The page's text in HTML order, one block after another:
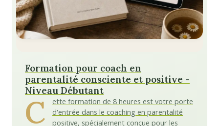
Formation pour coach en
parentalité consciente et positive -
Niveau Débutant
C
ette formation de 8 heures est votre porte
d'entrée dans le coaching en parentalité
positive, spécialement conçue pour les